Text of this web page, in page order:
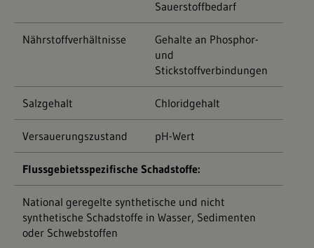
Sauerstoffbedarf
Nährstoffverhältnisse
Gehalte an Phosphor-
und
Stickstoffverbindungen
Salzgehalt Chloridgehalt
Versauerungszustand pH-Wert
Flussgebietsspezifische Schadstoffe:
National geregelte synthetische und nicht
synthetische Schadstoffe in Wasser, Sedimenten
oder Schwebstoffen